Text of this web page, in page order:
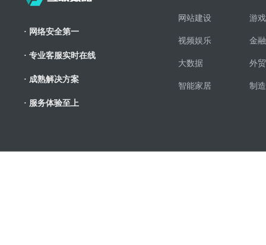
· 网络安全第一
· 专业客服实时在线
· 成熟解决方案
· 服务体验至上
网站建设 游
视频娱乐 金
大数据 外
智能家居 制